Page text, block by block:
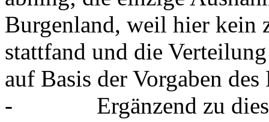
Burgenland, weil hier kein
stattfand und die
auf Basis der Vorgaben
- Ergänzend zu diesen